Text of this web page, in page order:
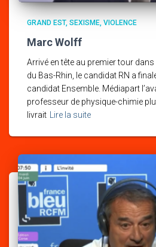
GRAND EST SEXISME VIOLENCE
Marc Wolff
Arrivé en tête au premier tour
du Bas-Rhin, le candidat RN a
candidat Ensemble. Médiapart
professeur de physique-chimie
livrait
Lire la suite